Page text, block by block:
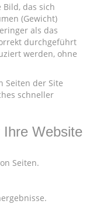
das sich
(Gewicht)
als das
durchgeführt
werden, ohne
Seiten der Site
schneller
Website
Seiten.